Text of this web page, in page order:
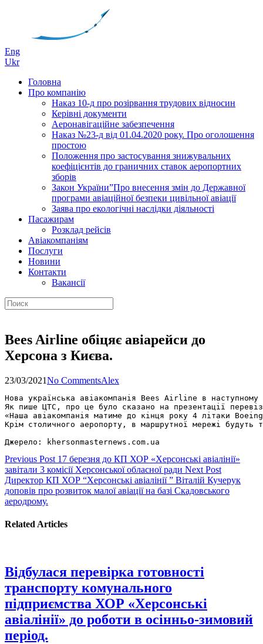
Eng
Ukr
Головна
Про компанію
Наказ 10-д про розірвання трудових відносин
Керівні документи
Аеронавігаційне забезпечення
Наказ №23-д від 01.04.2020 року. Про оголошення
простою
Положення про застосування знижувальних
коефіцієнтів до граничних ставок аеропортних
зборів
Закон України”Про внесення змін до Державної
програми авіаційної безпеки цивільної авіації
Заява про екологічні наслідки діяльності
Пасажирам
Розклад рейсів
Авіакомпаніям
Послуги
Новини
Контакти
Вакансії
Bees Airline обіцяє авіарейси до
Херсона з Києва.
23/03/2021No CommentsAlex
Нова українська авіакомпанія Bees Airline в
Як пише ЦТС, про це було сказано на презентації
«Наша авіакомпанія матиме до кінця року 4 літаки
Крім столичного аеропорту, в маршрутної мережі
Джерело: khersonmasternews.com.ua
Previous Post 17 березня до КП ХОР «Херсонські авіалінії»
завітали 3 комісії Херсонської обласної ради Next Post
Директор КП ХОР “Херсонські авіалінії ” Віталій Кучерук
доповів про розвиток малої авіації на базі Скадовського
аеродрому.
Related Articles
Відбулася перевірка готовності
транспорту комунального
підприємства ХОР «Херсонські
авіалінії» до роботи в осінньо-зимовий
період.